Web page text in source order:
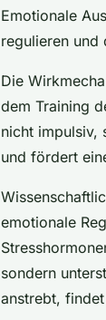
Emotionale
regulieren und
Die
dem Training
nicht impulsiv,
und fördert
emotionale
sondern
anstrebt,